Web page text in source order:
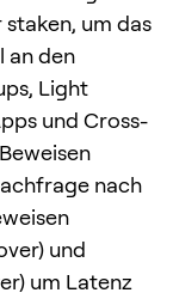
um das
an den
Light
und Cross-
nach
und
um Latenz